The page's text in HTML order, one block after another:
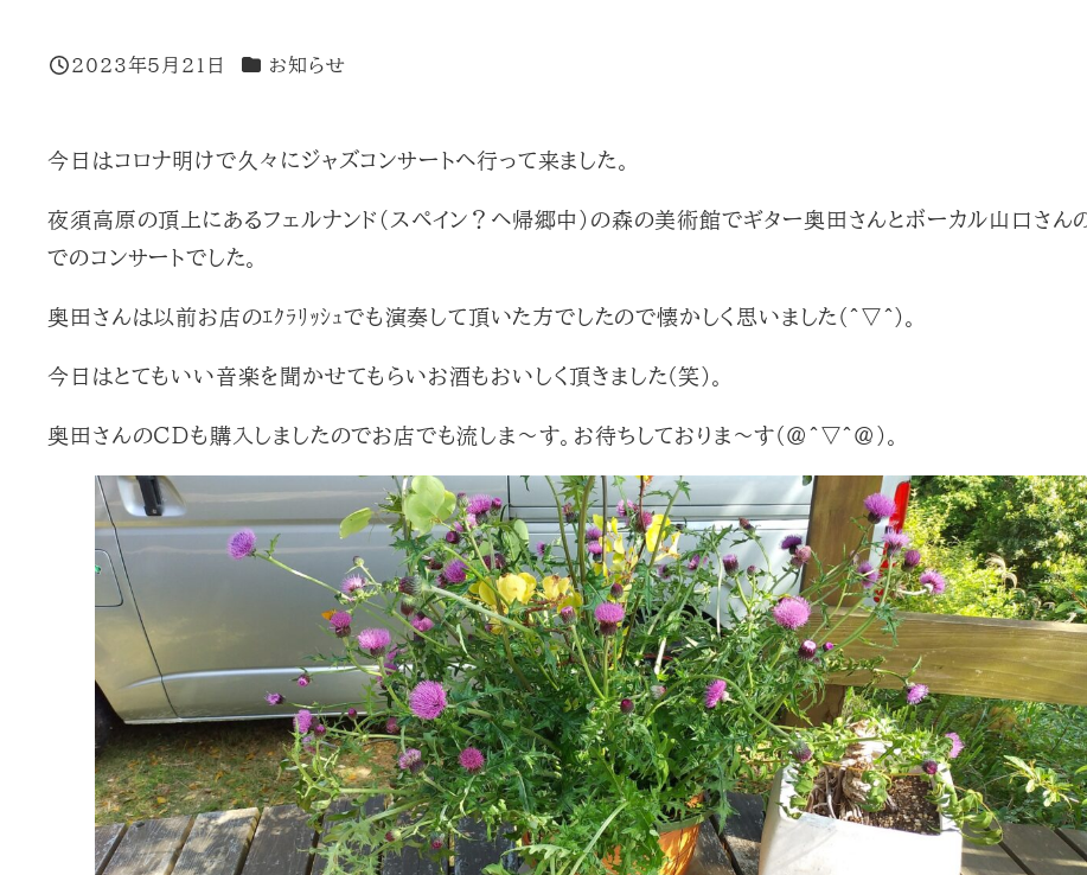
投稿日
2023年5月21日 カテゴリー
お知らせ
今日はコロナ明けで久々にジャズコンサートヘ行って来ました。
夜須高原の頂上にあるフェルナンド（スペイン？ヘ帰郷中）の森の美術館でギター奥田さんとボーカル山口さん
でのコンサートでした。
奥田さんは以前お店のｴｸﾗﾘｯｼｭでも演奏して頂いた方でしたので懐かしく思いました(^▽^)。
今日はとてもいい音楽を聞かせてもらいお酒もおいしく頂きました(笑)。
奥田さんのCDも購入しましたのでお店でも流しま～す。お待ちしておりま～す(@^▽^@)。